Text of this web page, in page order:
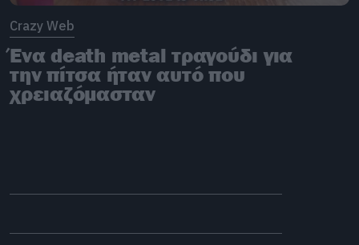
Crazy Web
Ένα death metal τραγούδι για
την πίτσα ήταν αυτό που
χρειαζόμασταν